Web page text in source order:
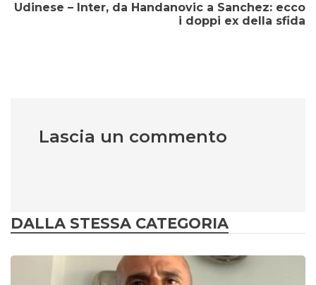
Udinese – Inter, da Handanovic a Sanchez: ecco
i doppi ex della sfida
Lascia un commento
DALLA STESSA CATEGORIA